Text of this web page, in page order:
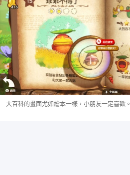
大百科的畫面尤如繪本一樣，小朋友一定喜歡。